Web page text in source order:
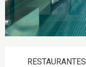
RESTAURANTES